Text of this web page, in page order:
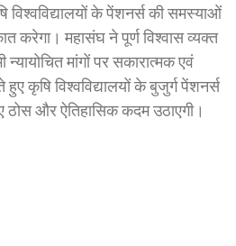
के पेंशनर्स की समस्याओं
करेगा। महासंघ ने पूर्ण विश्वास व्यक्त
मांगों पर सकारात्मक एवं
कृषि विश्वविद्यालयों के बुजुर्ग पेंशनर्स
ठोस और ऐतिहासिक कदम उठाएगी।